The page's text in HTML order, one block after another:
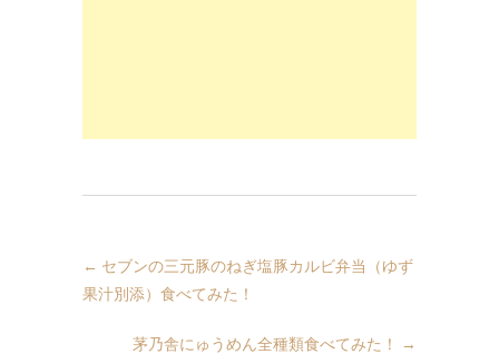
← セブンの三元豚のねぎ塩豚カルビ弁当（ゆず
果汁別添）食べてみた！
茅乃舎にゅうめん全種類食べてみた！ →